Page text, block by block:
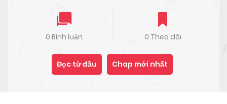
0 Bình luận 0 Theo dõi
Đọc từ đầu Chap mới nhất